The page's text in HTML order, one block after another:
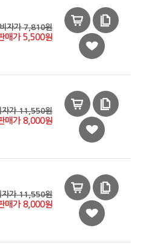
자가 7,810원
매가 5,500원
자가 11,550원
매가 8,000원
자가 11,550원
매가 8,000원